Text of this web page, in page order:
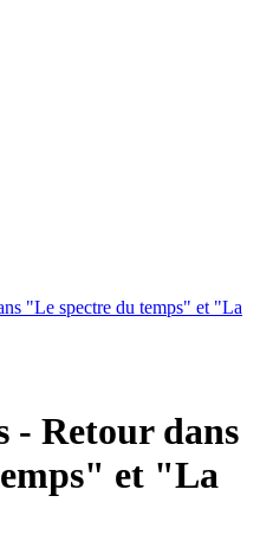
"Le spectre du temps" et "La
- Retour dans
et "La